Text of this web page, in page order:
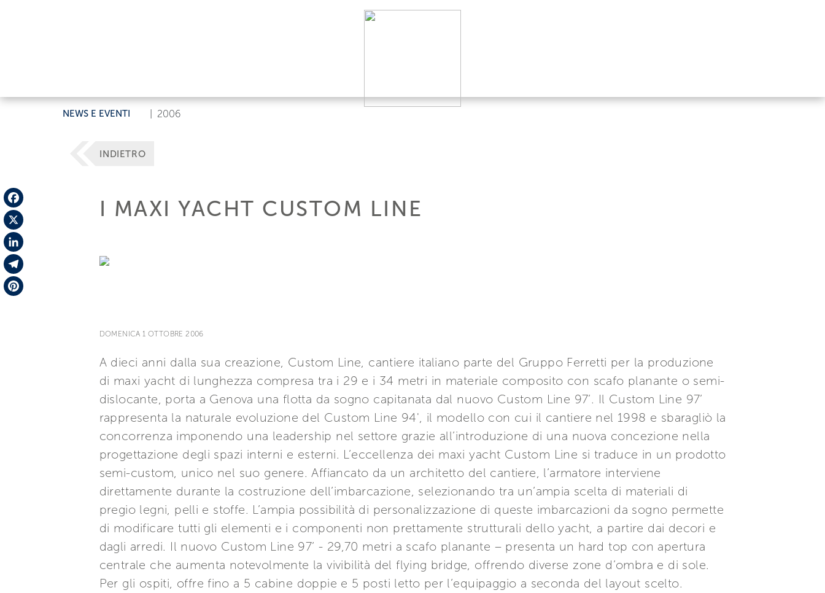
NEWS E EVENTI 2006
Facebook
X
LinkedIn
Telegram
INDIETRO
I MAXI YACHT CUSTOM LINE
DOMENICA 1 OTTOBRE 2006
A dieci anni dalla sua creazione, Custom Line, cantiere italiano parte del Gruppo Ferretti per la produzione
di maxi yacht di lunghezza compresa tra i 29 e i 34 metri in materiale composito con scafo planante o semi-
dislocante, porta a Genova una flotta da sogno capitanata dal nuovo Custom Line 97’. Il Custom Line 97’
rappresenta la naturale evoluzione del Custom Line 94', il modello con cui il cantiere nel 1998 e sbaragliò la
concorrenza imponendo una leadership nel settore grazie all’introduzione di una nuova concezione nella
progettazione degli spazi interni e esterni. L’eccellenza dei maxi yacht Custom Line si traduce in un prodotto
semi-custom, unico nel suo genere. Affiancato da un architetto del cantiere, l’armatore interviene
direttamente durante la costruzione dell’imbarcazione, selezionando tra un’ampia scelta di materiali di
pregio legni, pelli e stoffe. L’ampia possibilità di personalizzazione di queste imbarcazioni da sogno permette
di modificare tutti gli elementi e i componenti non prettamente strutturali dello yacht, a partire dai decori e
dagli arredi. Il nuovo Custom Line 97’ - 29,70 metri a scafo planante – presenta un hard top con apertura
centrale che aumenta notevolmente la vivibilità del flying bridge, offrendo diverse zone d’ombra e di sole.
Per gli ospiti, offre fino a 5 cabine doppie e 5 posti letto per l’equipaggio a seconda del layout scelto.